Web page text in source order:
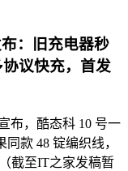
：旧充电器秒
协议快充，首发
布，酷态科 10 号一
款 48 锭编织线，
截至IT之家发稿暂